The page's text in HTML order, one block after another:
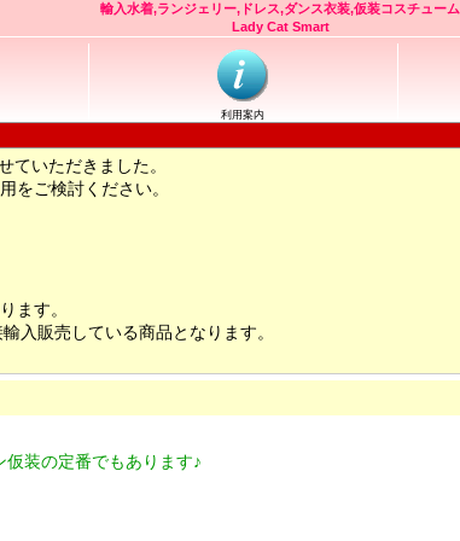
輸入水着,ランジェリー,ドレス,ダンス衣装,仮装コスチューム
Lady Cat Smart
利用案内
ていただきました。
をご検討ください。
ます。
入販売している商品となります。
装の定番でもあります♪